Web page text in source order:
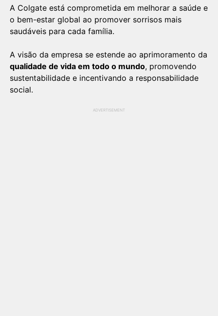
A Colgate está comprometida em melhorar a saúde e
o bem-estar global ao promover sorrisos mais
saudáveis para cada família.
A visão da empresa se estende ao aprimoramento da
qualidade de vida em todo o mundo, promovendo
sustentabilidade e incentivando a responsabilidade
social.
ADVERTISEMENT